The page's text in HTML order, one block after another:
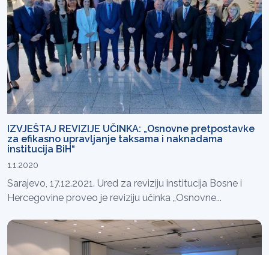
IZVJEŠTAJ REVIZIJE UČINKA: „Osnovne pretpostavke
za efikasno upravljanje taksama i naknadama
institucija BiH“
1.1.2020
Sarajevo, 17.12.2021. Ured za reviziju institucija Bosne i
Hercegovine proveo je reviziju učinka „Osnovne...